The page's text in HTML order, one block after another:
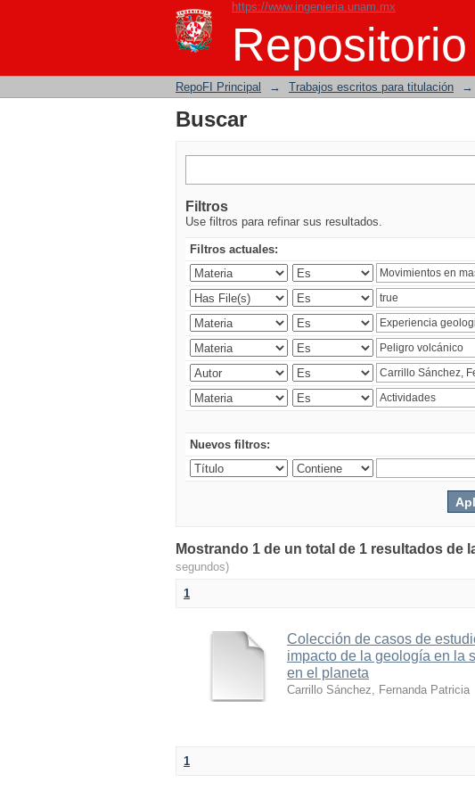
https://www.ingenieria.unam.mx
Buscar
RepoFI Principal → Trabajos escritos para titulación →
Buscar
Filtros
Use filtros para refinar sus resultados.
Filtros actuales:
Nuevos filtros:
Mostrando 1 de un total de 1 resultados de
segundos)
1
Colección de casos de
impacto de la geología en la
en el planeta
Carrillo Sánchez, Fernanda Patricia
1